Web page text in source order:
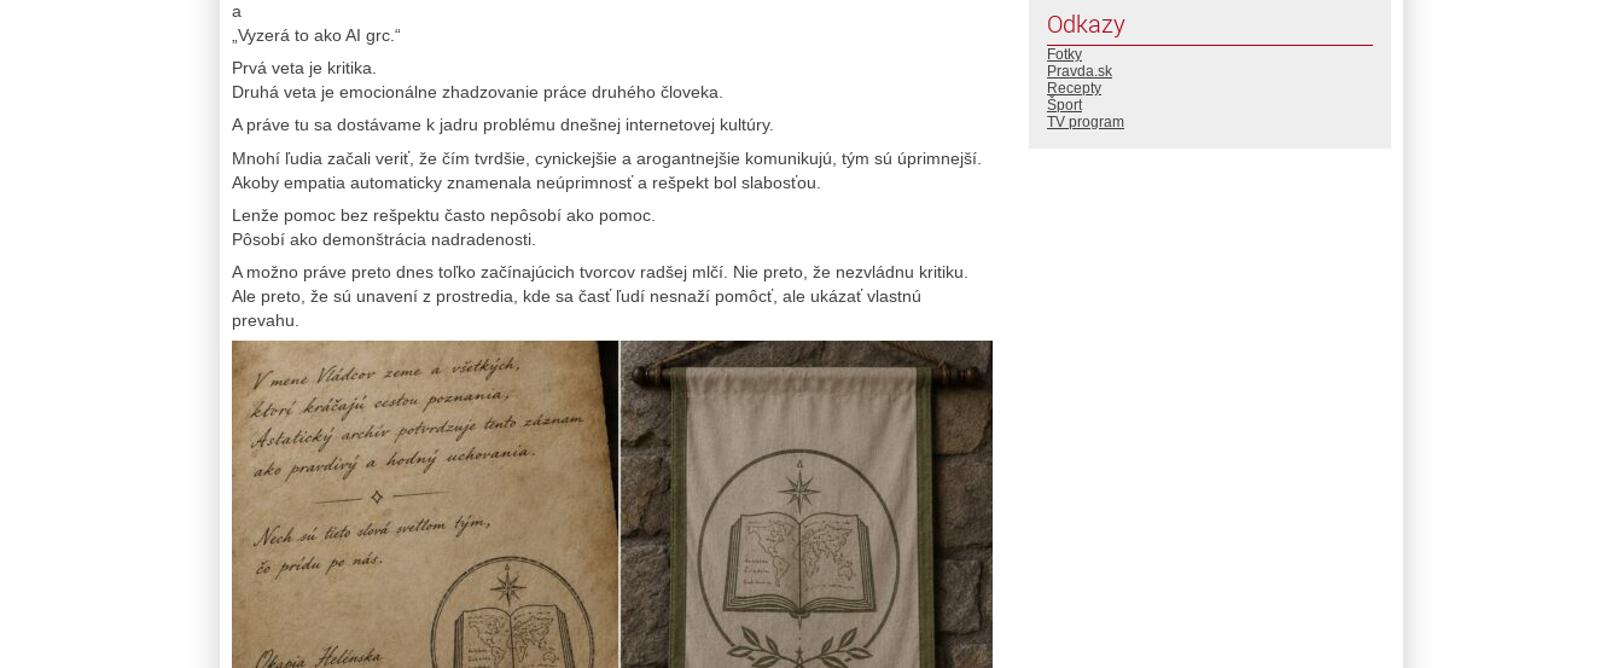
a
„Vyzerá to ako AI grc.“
Prvá veta je kritika.
Druhá veta je emocionálne zhadzovanie práce druhého človeka.
A práve tu sa dostávame k jadru problému dnešnej internetovej kultúry.
Mnohí ľudia začali veriť, že čím tvrdšie, cynickejšie a arogantnejšie komunikujú, tým sú úprimnejší.
Akoby empatia automaticky znamenala neúprimnosť a rešpekt bol slabosťou.
Lenže pomoc bez rešpektu často nepôsobí ako pomoc.
Pôsobí ako demonštrácia nadradenosti.
A možno práve preto dnes toľko začínajúcich tvorcov radšej mlčí. Nie preto, že nezvládnu kritiku.
Ale preto, že sú unavení z prostredia, kde sa časť ľudí nesnaží pomôcť, ale ukázať vlastnú
prevahu.
Odkazy
Fotky
Pravda.sk
Recepty
Šport
TV program